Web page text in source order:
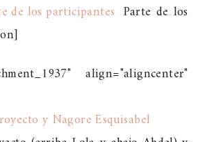
Parte de los
align="aligncenter"